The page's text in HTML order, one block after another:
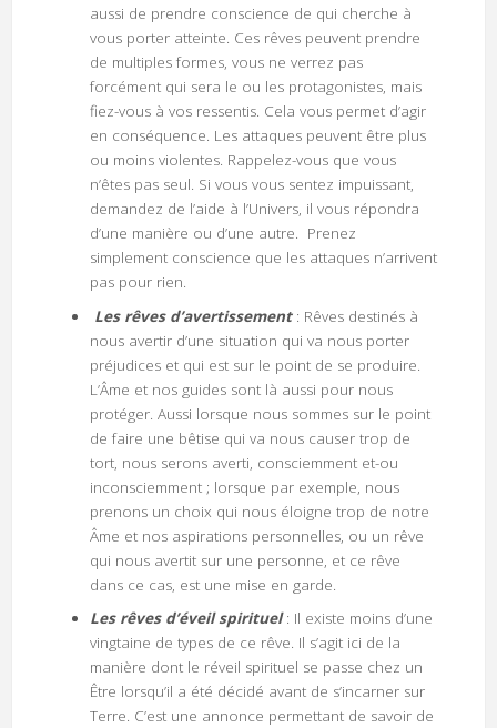
aussi de prendre conscience de qui cherche à
vous porter atteinte. Ces rêves peuvent prendre
de multiples formes, vous ne verrez pas
forcément qui sera le ou les protagonistes, mais
fiez-vous à vos ressentis. Cela vous permet d’agir
en conséquence. Les attaques peuvent être plus
ou moins violentes. Rappelez-vous que vous
n’êtes pas seul. Si vous vous sentez impuissant,
demandez de l’aide à l’Univers, il vous répondra
d’une manière ou d’une autre. Prenez
simplement conscience que les attaques n’arrivent
pas pour rien.
Les rêves d’avertissement : Rêves destinés à
nous avertir d’une situation qui va nous porter
préjudices et qui est sur le point de se produire.
L’Âme et nos guides sont là aussi pour nous
protéger. Aussi lorsque nous sommes sur le point
de faire une bêtise qui va nous causer trop de
tort, nous serons averti, consciemment et-ou
inconsciemment ; lorsque par exemple, nous
prenons un choix qui nous éloigne trop de notre
Âme et nos aspirations personnelles, ou un rêve
qui nous avertit sur une personne, et ce rêve
dans ce cas, est une mise en garde.
Les rêves d’éveil spirituel : Il existe moins d’une
vingtaine de types de ce rêve. Il s’agit ici de la
manière dont le réveil spirituel se passe chez un
Être lorsqu’il a été décidé avant de s’incarner sur
Terre. C’est une annonce permettant de savoir de